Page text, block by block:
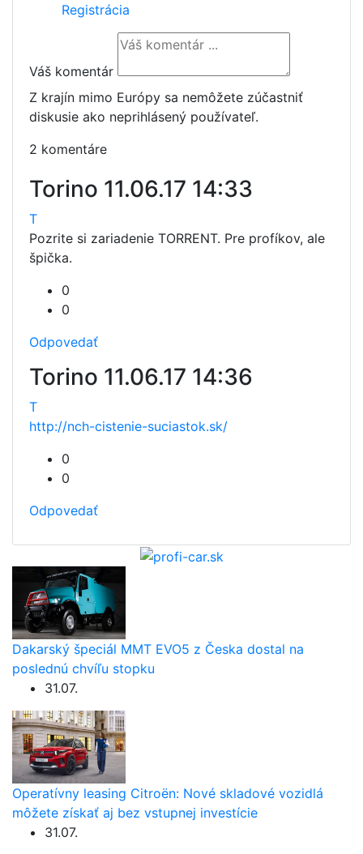
Registrácia
Váš komentár
Z krajín mimo Európy sa nemôžete zúčastniť
diskusie ako neprihlásený používateľ.
2 komentáre
Torino 11.06.17 14:33
T
Pozrite si zariadenie TORRENT. Pre profíkov, ale
špička.
0
0
Odpovedať
Torino 11.06.17 14:36
T
http://nch-cistenie-suciastok.sk/
0
0
Odpovedať
Dakarský špeciál MMT EVO5 z Česka dostal na
poslednú chvíľu stopku
31.07.
Operatívny leasing Citroën: Nové skladové vozidlá
môžete získať aj bez vstupnej investície
31.07.